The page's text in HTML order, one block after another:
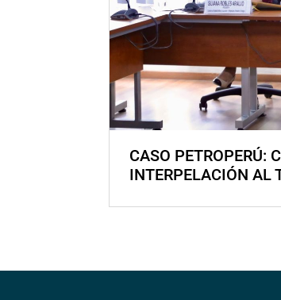
CASO PETROPERÚ:
INTERPELACIÓN AL